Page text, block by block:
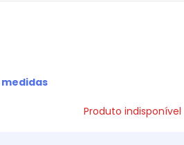
Produto indisponível